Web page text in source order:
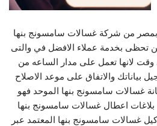
بمصر من شركة غسالات سامسونج بنها
تحظى بخدمة عملاء الافضل في والتى
لانها تعمل على مدار الساعه من
بياناتك والاتفاق على موعد الاصلاح
غسالات سامسونج بنها الموحد فهو
بلاغات اعطال غسالات سامسونج بنها
غسالات سامسونج بنها المعتمد عبر